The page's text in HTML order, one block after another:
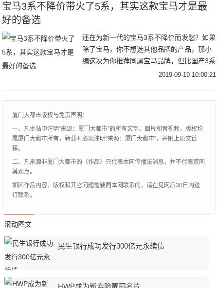
宝马3系不降价带火了5系，其实这款宝马才是最
好的备选
还在为新一代的宝马3系不降价而发愁？如果
除了宝马，你不想选其他品牌的产品，那小
编这次为你推荐同属宝马品牌，但比国产3系
更加彰显运动的车型——宝马3系GT。为什
2019-09-19 10:00:21
厦门大都市版权与免责声明：
一、凡本站中注明“来源：厦门大都市”的所有文字、图片和音视频，版权均
属厦门大都市所有，转载时必须注明“来源：厦门大都市”，并附上原文链
接。
二、凡来源非厦门大都市的（作品）只代表本网传播该消息，并不代表赞同
其观点。
如因作品内容、版权和其它问题需要同本网联系的，请在见网后30日内进
行联系。
滚动图文
民生银行成功发行300亿元永续债
HWP成为新寿险靓丽名片